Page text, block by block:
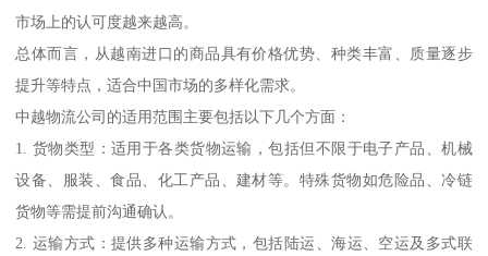
市场上的认可度越来越高。
总体而言，从越南进口的商品具有价格优势、种类丰富、质量逐步
提升等特点，适合中国市场的多样化需求。
中越物流公司的适用范围主要包括以下几个方面：
1. 货物类型：适用于各类货物运输，包括但不限于电子产品、机械
设备、服装、食品、化工产品、建材等。特殊货物如危险品、冷链
货物等需提前沟通确认。
2. 运输方式：提供多种运输方式，包括陆运、海运、空运及多式联